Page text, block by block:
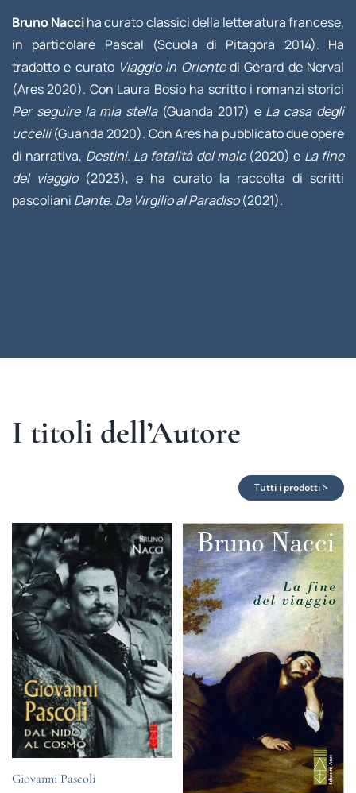
Bruno Nacciha curato classici della letteratura francese,
in particolare Pascal (Scuola di Pitagora 2014). Ha
tradotto e curato Viaggio in Orientedi Gérard de Nerval
(Ares 2020). Con Laura Bosio ha scritto i romanzi storici
Per seguire la mia stella(Guanda 2017) e La casa degli
uccelli(Guanda 2020). Con Ares ha pubblicato due opere
di narrativa, Destini. La fatalità del male(2020) e La fine
del viaggio(2023), e ha curato la raccolta di scritti
pascoliani Dante. Da Virgilio al Paradiso(2021).
I titoli dell’Autore
Tutti i prodotti >
Giovanni Pascoli